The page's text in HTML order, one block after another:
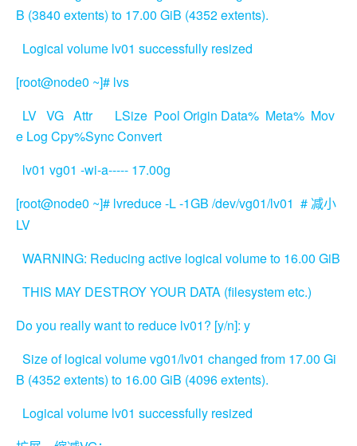
B (3840 extents) to 17.00 GiB (4352 extents).
Logical volume lv01 successfully resized
[root@node0 ~]# lvs
LV VG Attr LSize Pool Origin Data% Meta% Mov
e Log Cpy%Sync Convert
lv01 vg01 -wi-a----- 17.00g
[root@node0 ~]# lvreduce -L -1GB /dev/vg01/lv01 # 减小
LV
WARNING: Reducing active logical volume to 16.00 GiB
THIS MAY DESTROY YOUR DATA (filesystem etc.)
Do you really want to reduce lv01? [y/n]: y
Size of logical volume vg01/lv01 changed from 17.00 Gi
B (4352 extents) to 16.00 GiB (4096 extents).
Logical volume lv01 successfully resized